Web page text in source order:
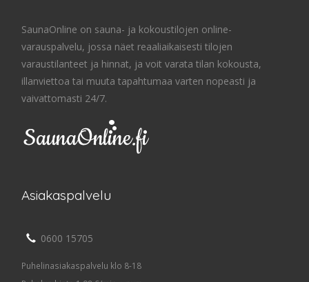
SaunaOnline on sauna- ja kokoustilojen online-
varauspalvelu, jossa näet reaaliaikaisesti tilojen
varaustilanteet ja hinnat, ja voit varata tilan kokousta,
illanviettoa tai muuta tapahtumaa varten nopeasti ja
vaivattomasti 24/7.
Asiakaspalvelu
0600 15705
Puhelinasiakaspalvelu klo 8-18